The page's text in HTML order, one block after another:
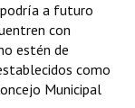
a futuro
con
estén de
como
Municipal